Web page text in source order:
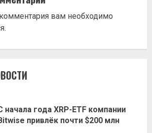
вам необходимо
.
начала года XRP-ETF компании
привлёк почти $200 млн